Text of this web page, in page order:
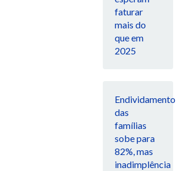
faturar
mais do
que em
2025
Endividamento
das
famílias
sobe para
82%, mas
inadimplência